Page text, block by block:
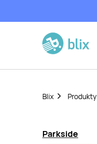
Blix Produkty
Parkside